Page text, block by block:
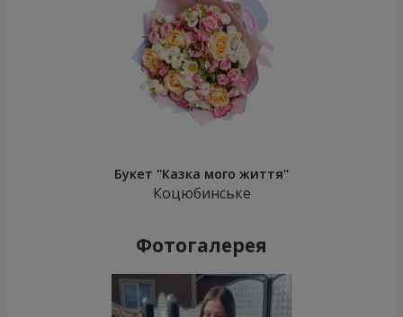
Букет "Казка мого життя"
Коцюбинське
Фотогалерея